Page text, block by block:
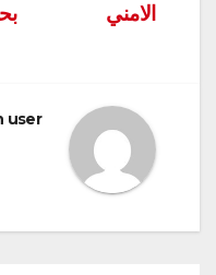
الامني
user